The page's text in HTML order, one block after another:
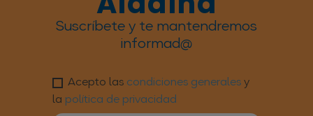
Suscríbete y te mantendremos
informad@
Acepto lascondiciones generalesy
la política de privacidad